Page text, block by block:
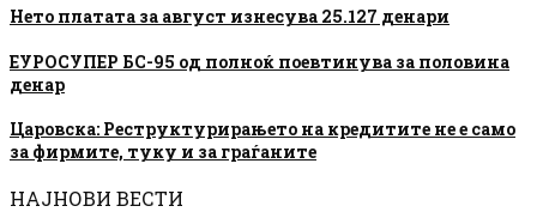
Нето платата за август изнесува 25.127 денари
ЕУРОСУПЕР БС-95 од полноќ поевтинува за половина
денар
Царовска: Реструктурирањето на кредитите не е само
за фирмите, туку и за граѓаните
НАЈНОВИ ВЕСТИ